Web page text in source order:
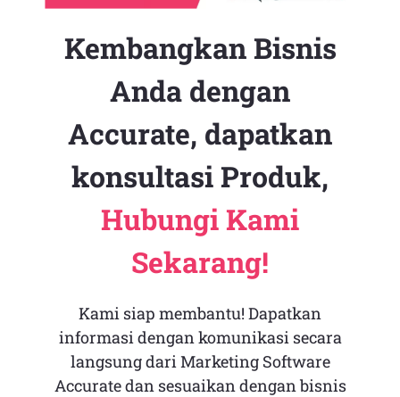
Kembangkan Bisnis
Anda dengan
Accurate, dapatkan
konsultasi Produk,
Hubungi Kami
Sekarang!
Kami siap membantu! Dapatkan
informasi dengan komunikasi secara
langsung dari Marketing Software
Accurate dan sesuaikan dengan bisnis